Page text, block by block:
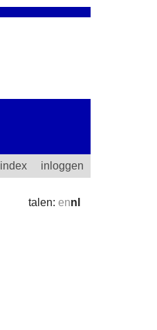
index inloggen
talen: ennl